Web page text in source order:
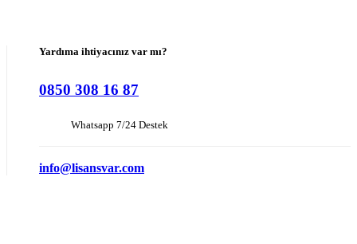
Yardıma ihtiyacınız var mı?
0850 308 16 87
Whatsapp 7/24 Destek
info@lisansvar.com